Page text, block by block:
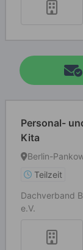
Personal-
Kita
Berlin-
Teilzeit
Dachverband
e.V.